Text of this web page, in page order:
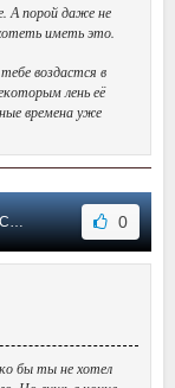
А порой даже не
иметь это.
воздастся в
лень её
времена уже
0
бы ты не хотел